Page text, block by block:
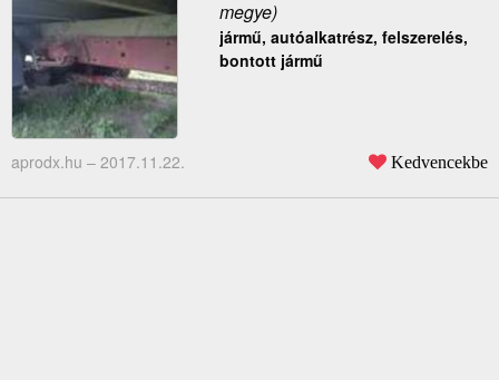
megye)
jármű, autóalkatrész, felszerelés,
bontott jármű
aprodx.hu – 2017.11.22. Kedvencekbe